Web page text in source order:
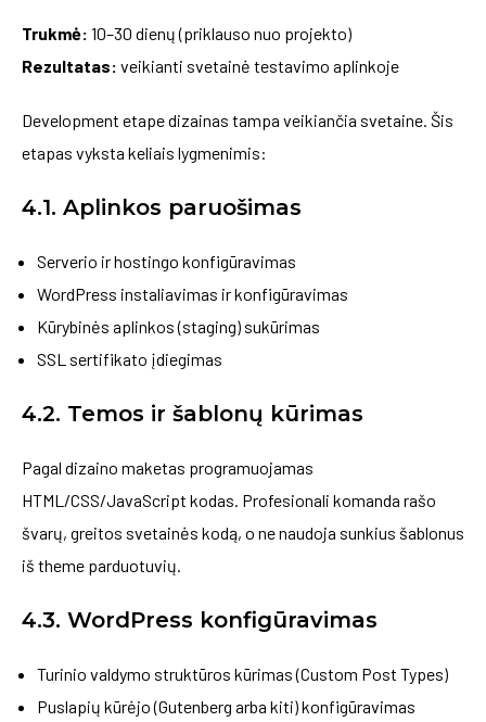
Trukmė: 10–30 dienų (priklauso nuo projekto)
Rezultatas: veikianti svetainė testavimo aplinkoje
Development etape dizainas tampa veikiančia svetaine. Šis
etapas vyksta keliais lygmenimis:
4.1. Aplinkos paruošimas
Serverio ir hostingo konfigūravimas
WordPress instaliavimas ir konfigūravimas
Kūrybinės aplinkos (staging) sukūrimas
SSL sertifikato įdiegimas
4.2. Temos ir šablonų kūrimas
Pagal dizaino maketas programuojamas
HTML/CSS/JavaScript kodas. Profesionali komanda rašo
švarų, greitos svetainės kodą, o ne naudoja sunkius šablonus
iš theme parduotuvių.
4.3. WordPress konfigūravimas
Turinio valdymo struktūros kūrimas (Custom Post Types)
Puslapių kūrėjo (Gutenberg arba kiti) konfigūravimas